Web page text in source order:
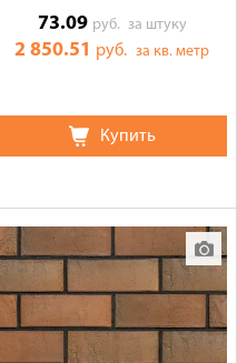
73.09 руб. за штуку
2 850.51 руб.за кв. метр
Купить